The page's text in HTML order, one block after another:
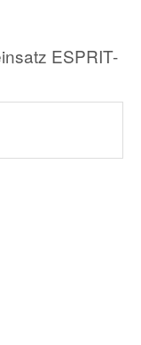
ESPRIT-